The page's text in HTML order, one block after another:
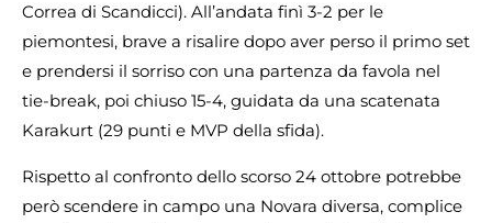
Correa di Scandicci). All’andata finì 3-2 per le
piemontesi, brave a risalire dopo aver perso il primo set
e prendersi il sorriso con una partenza da favola nel
tie-break, poi chiuso 15-4, guidata da una scatenata
Karakurt (29 punti e MVP della sfida).
Rispetto al confronto dello scorso 24 ottobre potrebbe
però scendere in campo una Novara diversa, complice